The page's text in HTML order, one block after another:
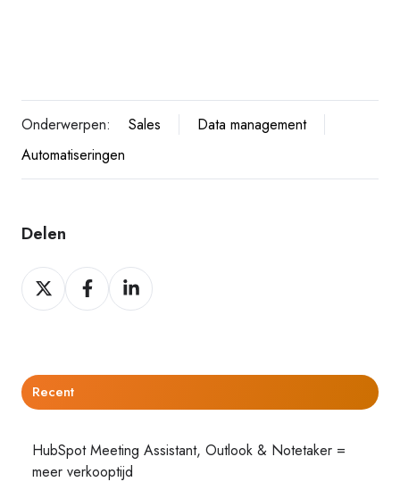
Onderwerpen: Sales
Data management
Automatiseringen
Delen
Delen
op
Delen
op
Delen
op
Recent
HubSpot Meeting Assistant, Outlook & Notetaker =
meer verkooptijd